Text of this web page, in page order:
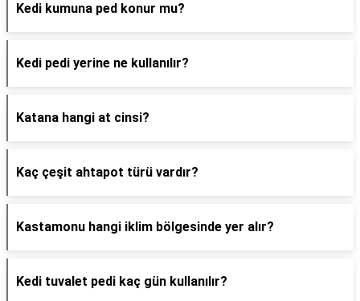
Kedi kumuna ped konur mu?
Kedi pedi yerine ne kullanılır?
Katana hangi at cinsi?
Kaç çeşit ahtapot türü vardır?
Kastamonu hangi iklim bölgesinde yer alır?
Kedi tuvalet pedi kaç gün kullanılır?